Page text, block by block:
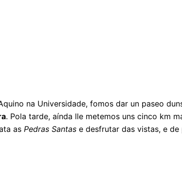
na Universidade, fomos dar un paseo
. Pola tarde, aínda lle metemos uns cinco km
as Pedras Santas e desfrutar das vistas, e